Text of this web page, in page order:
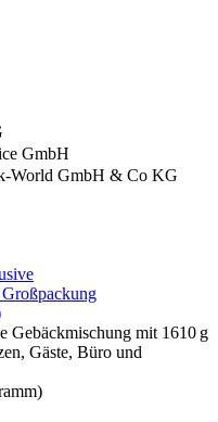
GmbH
World GmbH & Co KG
Gebäckmischung mit 1610 g
Gäste, Büro und